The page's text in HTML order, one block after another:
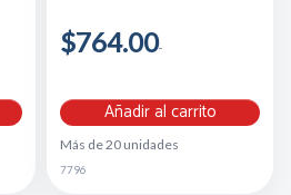
$764.00
Añadir al carrito
Más de 20 unidades
7796